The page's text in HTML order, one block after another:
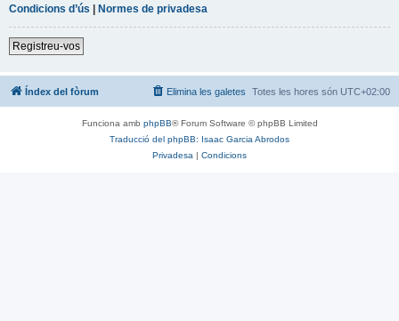
Condicions d’ús | Normes de privadesa
Registreu-vos
Índex del fòrum Totes les hores són UTC+02:00
Elimina les galetes
Funciona amb phpBB® Forum Software © phpBB Limited
Traducció del phpBB: Isaac Garcia Abrodos
Privadesa | Condicions